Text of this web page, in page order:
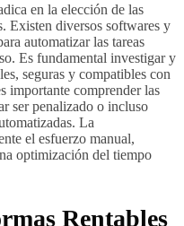
en la elección de las
Existen diversos softwares y
automatizar las tareas
Es fundamental investigar y
seguras y compatibles con
importante comprender las
ser penalizado o incluso
La
el esfuerzo manual,
optimización del tiempo
Rentables